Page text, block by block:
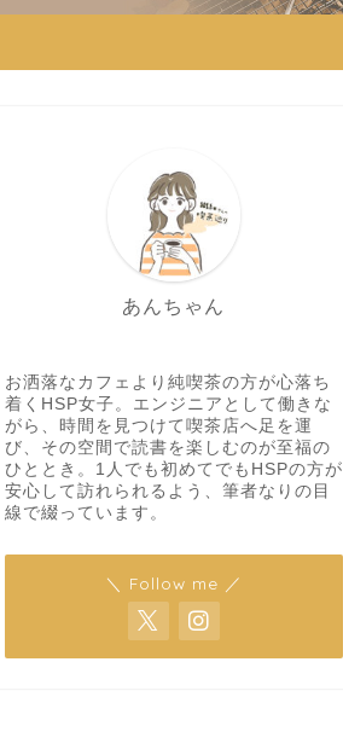
あんちゃん
お洒落なカフェより純喫茶の方が心落ち
着くHSP女子。エンジニアとして働きな
がら、時間を見つけて喫茶店へ足を運
び、その空間で読書を楽しむのが至福の
ひととき。1人でも初めてでもHSPの方が
安心して訪れられるよう、筆者なりの目
線で綴っています。
＼ Follow me ／